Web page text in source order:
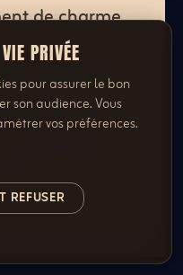
PRIVÉE
pour assurer le bon
son audience. Vous
vos préférences.
REFUSER
de charme
place to be"
la plage de